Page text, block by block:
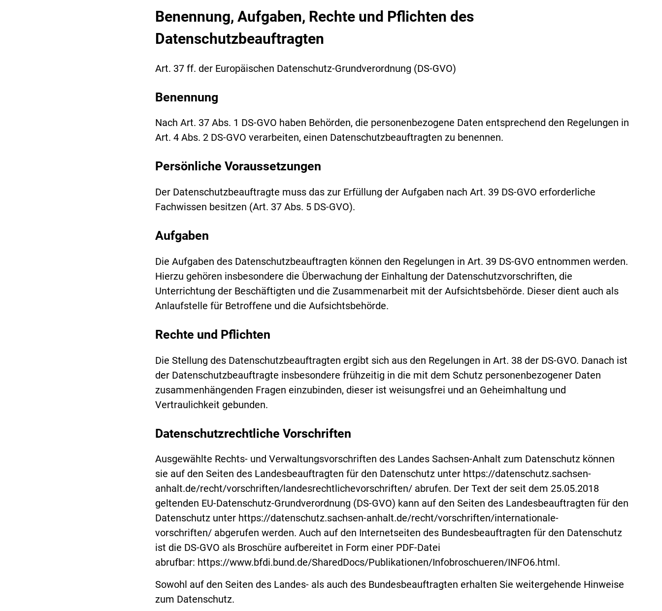
Benennung, Aufgaben, Rechte und Pflichten des
Datenschutzbeauftragten
Art. 37 ff. der Europäischen Datenschutz-Grundverordnung (DS-GVO)
Benennung
Nach Art. 37 Abs. 1 DS-GVO haben Behörden, die personenbezogene Daten entsprechend den Regelungen in
Art. 4 Abs. 2 DS-GVO verarbeiten, einen Datenschutzbeauftragten zu benennen.
Persönliche Voraussetzungen
Der Datenschutzbeauftragte muss das zur Erfüllung der Aufgaben nach Art. 39 DS-GVO erforderliche
Fachwissen besitzen (Art. 37 Abs. 5 DS-GVO).
Aufgaben
Die Aufgaben des Datenschutzbeauftragten können den Regelungen in Art. 39 DS-GVO entnommen werden.
Hierzu gehören insbesondere die Überwachung der Einhaltung der Datenschutzvorschriften, die
Unterrichtung der Beschäftigten und die Zusammenarbeit mit der Aufsichtsbehörde. Dieser dient auch als
Anlaufstelle für Betroffene und die Aufsichtsbehörde.
Rechte und Pflichten
Die Stellung des Datenschutzbeauftragten ergibt sich aus den Regelungen in Art. 38 der DS-GVO. Danach ist
der Datenschutzbeauftragte insbesondere frühzeitig in die mit dem Schutz personenbezogener Daten
zusammenhängenden Fragen einzubinden, dieser ist weisungsfrei und an Geheimhaltung und
Vertraulichkeit gebunden.
Datenschutzrechtliche Vorschriften
Ausgewählte Rechts- und Verwaltungsvorschriften des Landes Sachsen-Anhalt zum Datenschutz können
sie auf den Seiten des Landesbeauftragten für den Datenschutz unter https://datenschutz.sachsen-
anhalt.de/recht/vorschriften/landesrechtlichevorschriften/ abrufen. Der Text der seit dem 25.05.2018
geltenden EU-Datenschutz-Grundverordnung (DS-GVO) kann auf den Seiten des Landesbeauftragten für den
Datenschutz unter https://datenschutz.sachsen-anhalt.de/recht/vorschriften/internationale-
vorschriften/ abgerufen werden. Auch auf den Internetseiten des Bundesbeauftragten für den Datenschutz
ist die DS-GVO als Broschüre aufbereitet in Form einer PDF-Datei
abrufbar: https://www.bfdi.bund.de/SharedDocs/Publikationen/Infobroschueren/INFO6.html.
Sowohl auf den Seiten des Landes- als auch des Bundesbeauftragten erhalten Sie weitergehende Hinweise
zum Datenschutz.